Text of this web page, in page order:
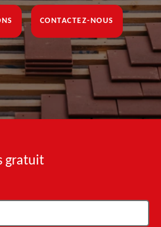
CONTACTEZ-NOUS
gratuit